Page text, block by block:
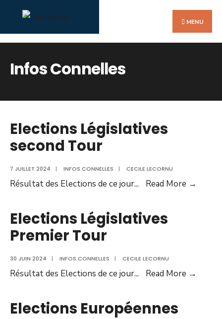
content
MENU
Infos Connelles
Elections Législatives
second Tour
7 JUILLET 2024 | INFOS CONNELLES | CECILE LECORNU
Résultat des Elections de ce jour... Read More →
Elections Législatives
Premier Tour
30 JUIN 2024 | INFOS CONNELLES | CECILE LECORNU
Résultat des Elections de ce jour... Read More →
Elections Européennes
for: